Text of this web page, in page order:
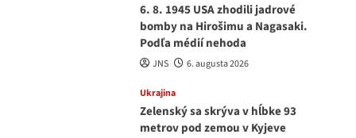
6. 8. 1945 USA zhodili jadrové
bomby na Hirošimu a Nagasaki.
Podľa médií nehoda
JNS 6. augusta 2026
Ukrajina
Zelenský sa skrýva v hĺbke 93
metrov pod zemou v Kyjeve